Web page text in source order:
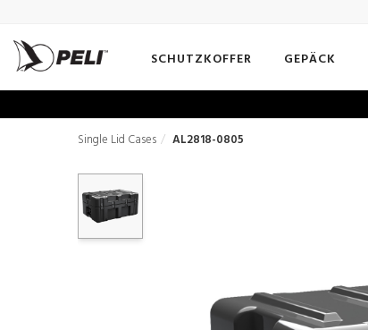
SCHUTZKOFFER GEPÄCK
Single Lid Cases AL2818-0805